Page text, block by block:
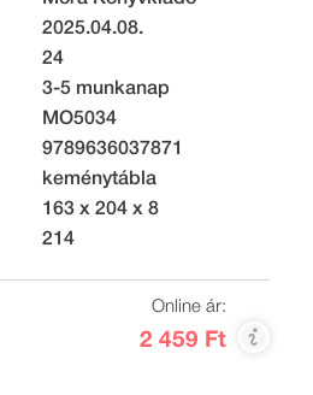
2025.04.08.
24
3-5 munkanap
MO5034
9789636037871
keménytábla
163 x 204 x 8
214
Online ár:
2 459 Ft